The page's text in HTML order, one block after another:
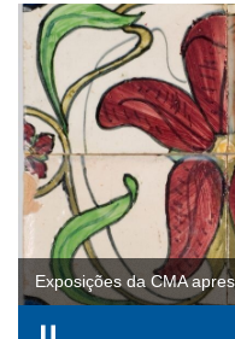
Exposições da CMA